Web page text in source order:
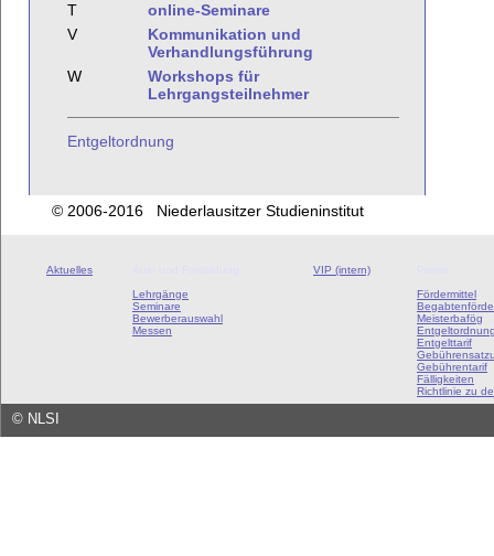
T
online-Seminare
V
Kommunikation und
Verhandlungsführung
W
Workshops für
Lehrgangsteilnehmer
Entgeltordnung
© 2006-2016 Niederlausitzer Studieninstitut
Aktuelles
Lehrgänge
Seminare
Bewerberauswahl
Messen
VIP (intern)
Fördermittel
Meisterbafög
Entgelttarif
Gebührentarif
Fälligkeiten
Richtlinie zu
© NLSI